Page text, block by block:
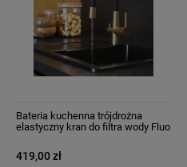
Bateria kuchenna trójdrożna
elastyczny kran do filtra wody Fluo
419,00 zł